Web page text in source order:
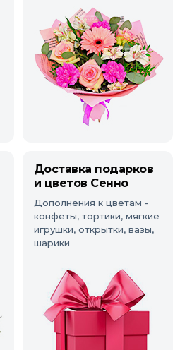
Доставка подарков
и цветов Сенно
Дополнения к цветам -
конфеты, тортики, мягкие
игрушки, открытки, вазы,
шарики